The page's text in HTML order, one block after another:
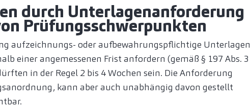
durch Unterlagenanforderung
Prüfungsschwerpunkten
aufzeichnungs- oder aufbewahrungspflichtige Unterlagen
einer angemessenen Frist anfordern (gemäß § 197 Abs. 3
in der Regel 2 bis 4 Wochen sein. Die Anforderung
kann aber auch unabhängig davon gestellt